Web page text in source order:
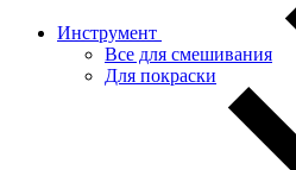
Инструмент
Все для смешивания
Для покраски